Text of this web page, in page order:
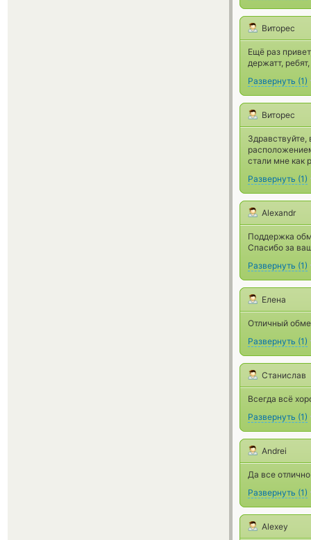
Виторес
Ещё раз
держатт,
Развернуть (1)
Виторес
стали мне как
Развернуть (1)
Alexandr
Поддержка
Спасибо за
Развернуть (1)
Елена
Отличный
Развернуть (1)
Станислав
Всегда всё
Развернуть (1)
Andrei
Да все
Развернуть (1)
Alexey